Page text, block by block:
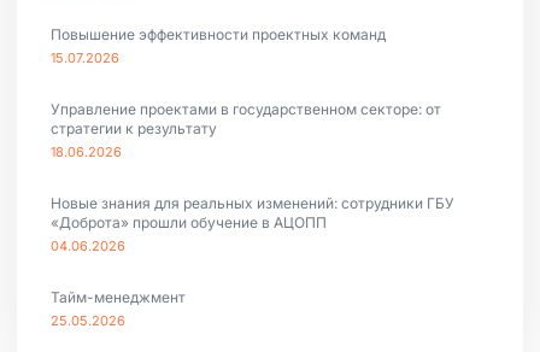
Повышение эффективности проектных команд
15.07.2026
Управление проектами в государственном секторе: от
стратегии к результату
18.06.2026
Новые знания для реальных изменений: сотрудники ГБУ
«Доброта» прошли обучение в АЦОПП
04.06.2026
Тайм-менеджмент
25.05.2026